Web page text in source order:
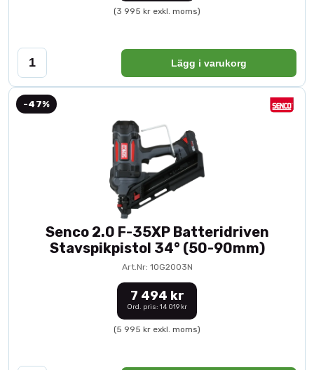
(3 995 kr exkl. moms)
Lägg i varukorg
-47%
Senco 2.0 F-35XP Batteridriven
Stavspikpistol 34° (50-90mm)
Art.Nr: 10G2003N
7 494 kr
Ord. pris: 14 019 kr
(5 995 kr exkl. moms)